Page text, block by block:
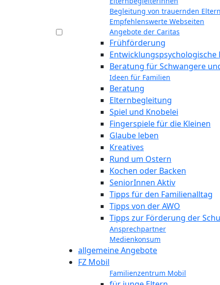
Begleitung von trauernden Eltern
Empfehlenswerte Webseiten
Angebote der Caritas
Frühförderung
Entwicklungspsychologische
Beratung für Schwangere
Ideen für Familien
Beratung
Elternbegleitung
Spiel und Knobelei
Fingerspiele für die Kleinen
Glaube leben
Kreatives
Rund um Ostern
Kochen oder Backen
SeniorInnen Aktiv
Tipps für den Familienalltag
Tipps von der AWO
Tipps zur Förderung der
Ansprechpartner
Medienkonsum
allgemeine Angebote
FZ Mobil
Familienzentrum Mobil